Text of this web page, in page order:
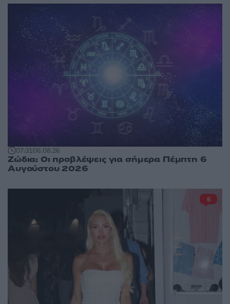
07:3106.08.26
Ζώδια: Οι προβλέψεις για σήμερα Πέμπτη 6
Αυγούστου 2026
5